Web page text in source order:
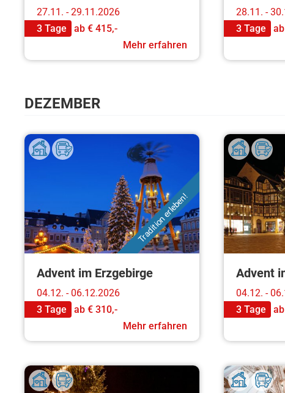
27.11. - 29.11.2026
3 Tage
ab € 415,-
Mehr erfahren
28.11. -
3 Tage
ab
DEZEMBER
Tradition erleben!
Advent im Erzgebirge
04.12. - 06.12.2026
3 Tage
ab € 310,-
Mehr erfahren
Advent
04.12. -
3 Tage
ab